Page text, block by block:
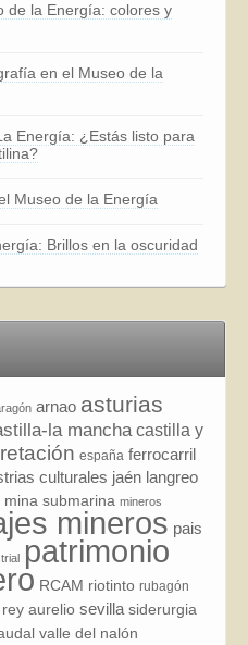
de la Energía: colores y
en el Museo de la
Energía: ¿Estás listo para
Museo de la Energía
Brillos en la oscuridad
arnao asturias
la mancha castilla y
españa ferrocarril
culturales jaén langreo
mina submarina mineros
mineros pais
patrimonio
RCAM riotinto rubagón
aurelio sevilla siderurgia
valle del nalón